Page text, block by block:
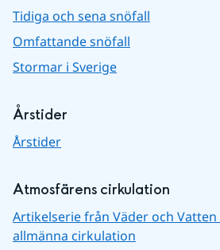
Tidiga och sena snöfall
Omfattande snöfall
Stormar i Sverige
Årstider
Årstider
Atmosfärens cirkulation
Artikelserie från Väder och
allmänna cirkulation